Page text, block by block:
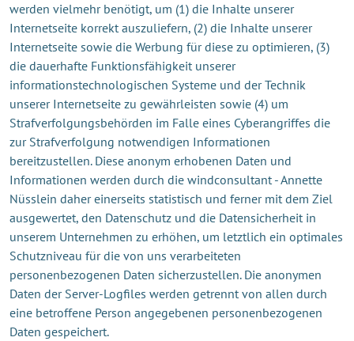
werden vielmehr benötigt, um (1) die Inhalte unserer
Internetseite korrekt auszuliefern, (2) die Inhalte unserer
Internetseite sowie die Werbung für diese zu optimieren, (3)
die dauerhafte Funktionsfähigkeit unserer
informationstechnologischen Systeme und der Technik
unserer Internetseite zu gewährleisten sowie (4) um
Strafverfolgungsbehörden im Falle eines Cyberangriffes die
zur Strafverfolgung notwendigen Informationen
bereitzustellen. Diese anonym erhobenen Daten und
Informationen werden durch die windconsultant - Annette
Nüsslein daher einerseits statistisch und ferner mit dem Ziel
ausgewertet, den Datenschutz und die Datensicherheit in
unserem Unternehmen zu erhöhen, um letztlich ein optimales
Schutzniveau für die von uns verarbeiteten
personenbezogenen Daten sicherzustellen. Die anonymen
Daten der Server-Logfiles werden getrennt von allen durch
eine betroffene Person angegebenen personenbezogenen
Daten gespeichert.